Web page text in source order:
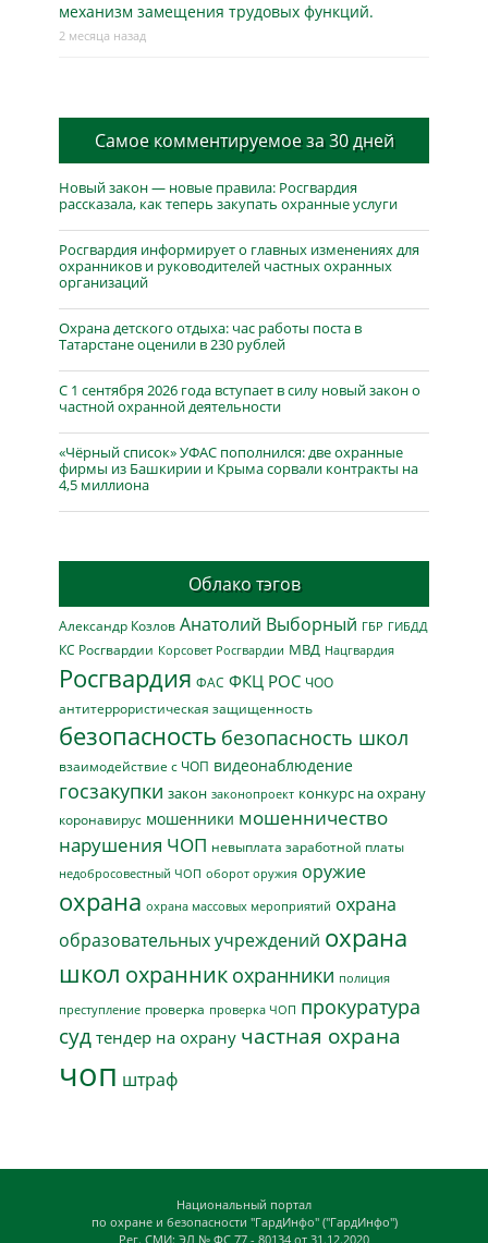
механизм замещения трудовых функций.
2 месяца назад
Самое комментируемое за 30 дней
Новый закон — новые правила: Росгвардия
рассказала, как теперь закупать охранные услуги
Росгвардия информирует о главных изменениях для
охранников и руководителей частных охранных
организаций
Охрана детского отдыха: час работы поста в
Татарстане оценили в 230 рублей
С 1 сентября 2026 года вступает в силу новый закон о
частной охранной деятельности
«Чёрный список» УФАС пополнился: две охранные
фирмы из Башкирии и Крыма сорвали контракты на
4,5 миллиона
Облако тэгов
Александр Козлов Анатолий Выборный ГБР ГИБДД
КС Росгвардии Корсовет Росгвардии МВД Нацгвардия
Росгвардия ФАС ФКЦ РОС ЧОО
антитеррористическая защищенность
безопасность безопасность школ
взаимодействие с ЧОП видеонаблюдение
госзакупки закон законопроект конкурс на охрану
коронавирус мошенники мошенничество
нарушения ЧОП невыплата заработной платы
недобросовестный ЧОП оборот оружия оружие
охрана охрана массовых мероприятий охрана
образовательных учреждений охрана
школ охранник охранники полиция
преступление проверка проверка ЧОП прокуратура
суд тендер на охрану частная охрана
чоп штраф
Национальный портал
по охране и безопасности "ГардИнфо" ("ГардИнфо")
Рег. СМИ: ЭЛ № ФС 77 - 80134 от 31.12.2020